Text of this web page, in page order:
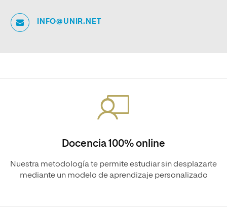
INFO@UNIR.NET
Docencia 100% online
Nuestra metodología te permite estudiar sin desplazarte
mediante un modelo de aprendizaje personalizado